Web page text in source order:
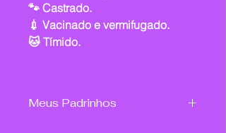
🐾 Castrado.
💉 Vacinado e vermifugado.
🐱 Tímido.
Meus Padrinhos